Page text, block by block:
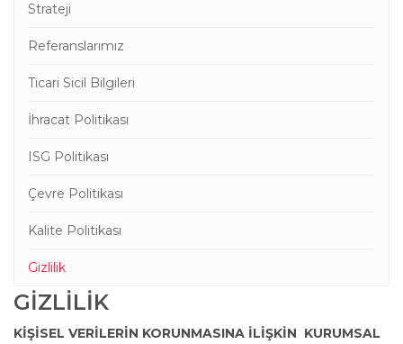
Strateji
Referanslarımız
Ticari Sicil Bilgileri
İhracat Politikası
ISG Politikası
Çevre Politikası
Kalite Politikası
Gizlilik
GİZLİLİK
KİŞİSEL VERİLERİN KORUNMASINA İLİŞKİN KURUMSAL